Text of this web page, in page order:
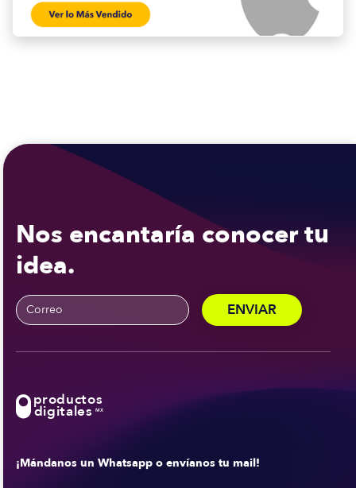
Nos encantaría conocer tu
idea.
productos
digitales MX
¡Mándanos un Whatsapp o envíanos tu mail!